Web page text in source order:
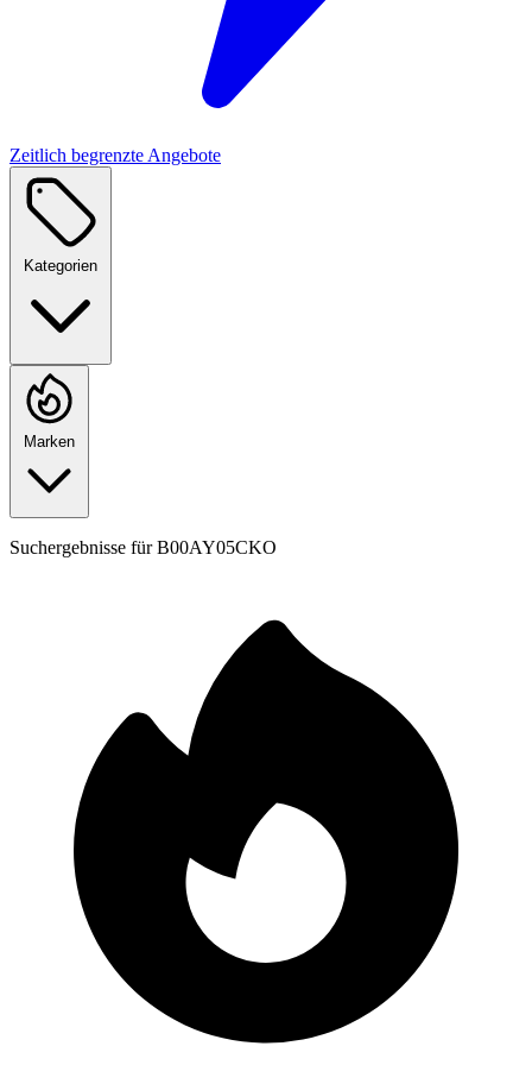
Zeitlich begrenzte Angebote
Kategorien
Marken
Suchergebnisse fürB00AY05CKO